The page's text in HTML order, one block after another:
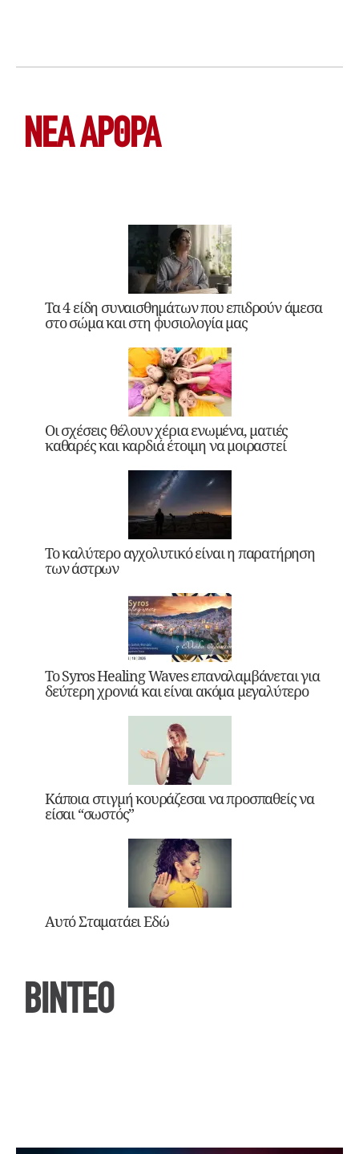
ΝΕΑ ΆΡΘΡΑ
Τα 4 είδη συναισθημάτων που επιδρούν άμεσα
στο σώμα και στη φυσιολογία μας
Οι σχέσεις θέλουν χέρια ενωμένα, ματιές
καθαρές και καρδιά έτοιμη να μοιραστεί
Το καλύτερο αγχολυτικό είναι η παρατήρηση
των άστρων
Το Syros Healing Waves επαναλαμβάνεται για
δεύτερη χρονιά και είναι ακόμα μεγαλύτερο
Κάποια στιγμή κουράζεσαι να προσπαθείς να
είσαι “σωστός”
Αυτό Σταματάει Εδώ
ΒΙΝΤΕΟ